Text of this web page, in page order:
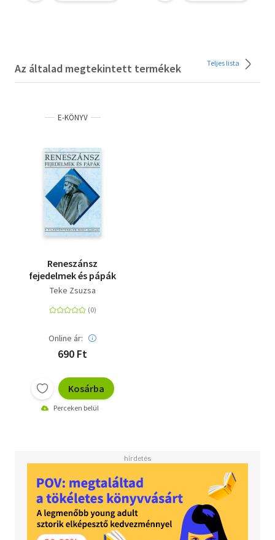
Teke Zsuzsa
Az általad megtekintett termékek Teljes lista
E-KÖNYV
Reneszánsz
fejedelmek és pápák
Teke Zsuzsa
Online ár:
690 Ft
Kosárba
Perceken belül